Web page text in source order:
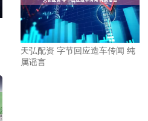
天弘配资 字节回应造车传闻 纯
属谣言